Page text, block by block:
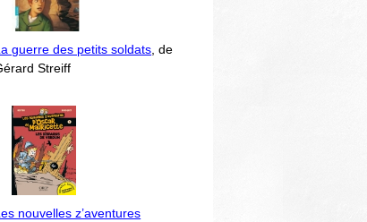
guerre des petits soldats , de
Streiff
nouvelles z’aventures